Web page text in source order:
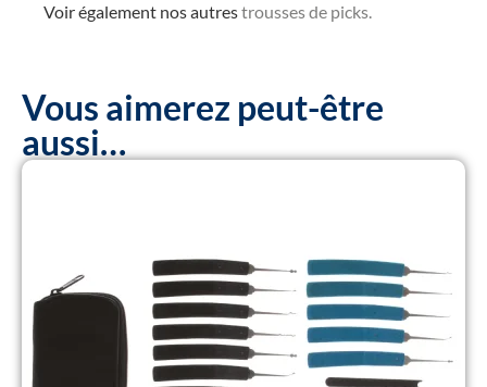
Voir également nos autrestrousses de picks.
Vous aimerez peut-être
aussi…